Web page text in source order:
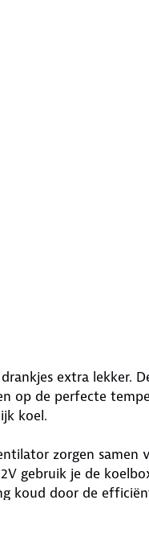
extra lekker.
op de perfecte
koel.
zorgen samen
gebruik je de
koud door de
ergonomische